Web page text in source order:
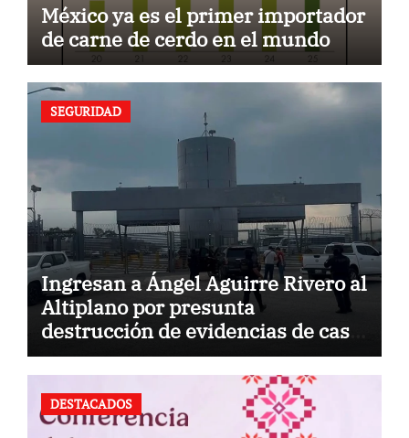
México ya es el primer importador
de carne de cerdo en el mundo
SEGURIDAD
Ingresan a Ángel Aguirre Rivero al
Altiplano por presunta
destrucción de evidencias de caso
Ayotzinapa
DESTACADOS